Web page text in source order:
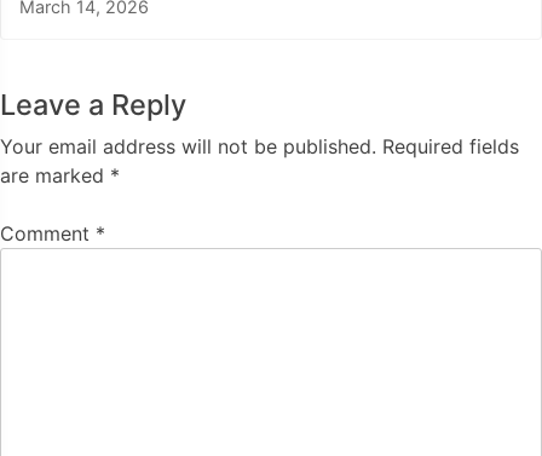
March 14, 2026
Leave a Reply
Your email address will not be published. Required fields
are marked *
Comment *